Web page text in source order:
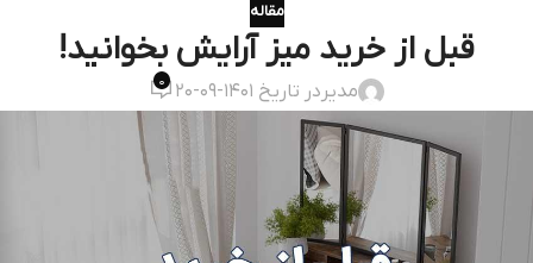
مقاله
قبل از خرید میز آرایش بخوانید!
مدیر در تاریخ 1401-09-20 0